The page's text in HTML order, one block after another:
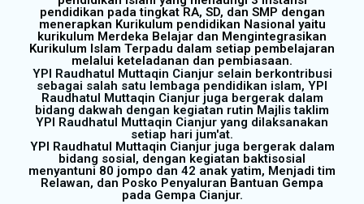
pendidikan pada tingkat RA, SD, dan SMP dengan
menerapkan Kurikulum pendidikan Nasional yaitu
kurikulum Merdeka Belajar dan Mengintegrasikan
Kurikulum Islam Terpadu dalam setiap pembelajaran
melalui keteladanan dan pembiasaan.
YPI Raudhatul Muttaqin Cianjur selain berkontribusi
sebagai salah satu lembaga pendidikan islam, YPI
Raudhatul Muttaqin Cianjur juga bergerak dalam
bidang dakwah dengan kegiatan rutin Majlis taklim
YPI Raudhatul Muttaqin Cianjur yang dilaksanakan
setiap hari jum'at.
YPI Raudhatul Muttaqin Cianjur juga bergerak dalam
bidang sosial, dengan kegiatan baktisosial
menyantuni 80 jompo dan 42 anak yatim, Menjadi tim
Relawan, dan Posko Penyaluran Bantuan Gempa
pada Gempa Cianjur.